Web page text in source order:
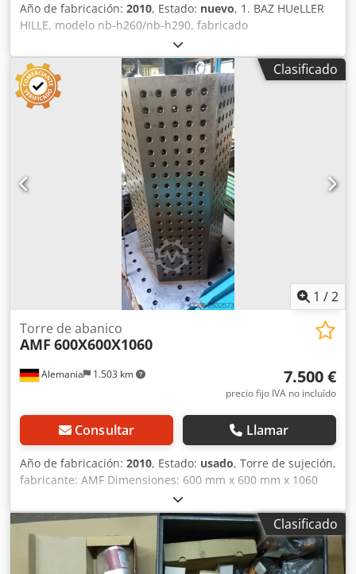
Año de fabricación: 2010, Estado: nuevo, 1. BAZ HUeLLER
HILLE, modelo nb-h260/nb-h290, fabricado
aproximadamente en 2010. En perfecto estado, como
nuevo y en su configuración original. 1. Husillo de bolas de
la eje Y, nuevo. Cedpfx Akscrk Ivjvjrf Otros componentes
disponibles bajo petición.
Clasificado
1 /2
Alemania 1.503 km
Torre de abanico
AMF 600X600X1060
7.500 €
precio fijo IVA no incluído
Consultar Llamar
Año de fabricación: 2010, Estado: usado, Torre de sujeción,
fabricante: AMF Dimensiones: 600 mm x 600 mm x 1060
mm Espaciado: 50 mm Credocum N Sjpfx Akvef Placa base:
730 mm x 730 mm
Clasificado